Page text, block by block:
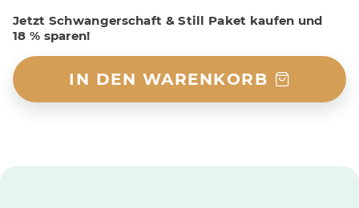
Jetzt Schwangerschaft & Still Paket kaufen und
18 % sparen!
IN DEN WARENKORB